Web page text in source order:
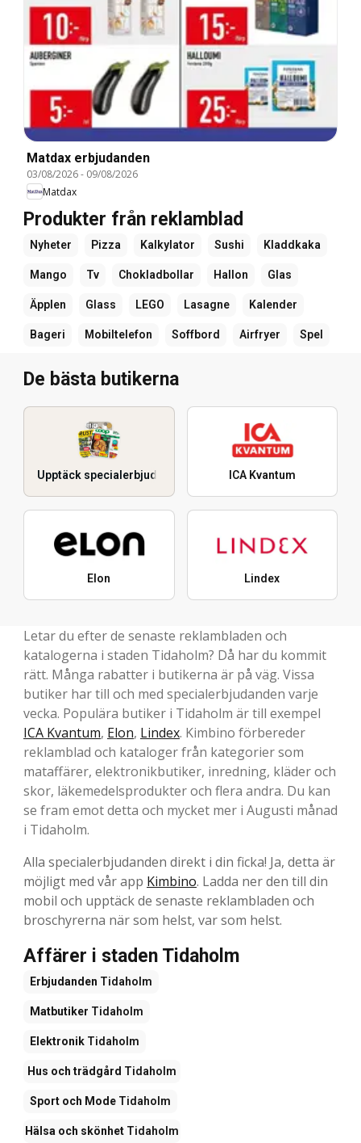
Matdax erbjudanden
03/08/2026- 09/08/2026
Matdax
Produkter från reklamblad
Nyheter Pizza Kalkylator Sushi Kladdkaka
Mango Tv Chokladbollar Hallon Glas
Äpplen Glass LEGO Lasagne Kalender
Bageri Mobiltelefon Soffbord Airfryer Spel
De bästa butikerna
Upptäck specialerbjudanden ICA Kvantum
Elon Lindex
Letar du efter de senaste reklambladen och
katalogerna i staden Tidaholm? Då har du kommit
rätt. Många rabatter i butikerna är på väg. Vissa
butiker har till och med specialerbjudanden varje
vecka. Populära butiker i Tidaholm är till exempel
ICA Kvantum, Elon, Lindex. Kimbino förbereder
reklamblad och kataloger från kategorier som
mataffärer, elektronikbutiker, inredning, kläder och
skor, läkemedelsprodukter och flera andra. Du kan
se fram emot detta och mycket mer i Augusti månad
i Tidaholm.
Alla specialerbjudanden direkt i din ficka! Ja, detta är
möjligt med vår app Kimbino. Ladda ner den till din
mobil och upptäck de senaste reklambladen och
broschyrerna när som helst, var som helst.
Affärer i staden Tidaholm
Erbjudanden Tidaholm
Matbutiker Tidaholm
Elektronik Tidaholm
Hus och trädgård Tidaholm
Sport och Mode Tidaholm
Hälsa och skönhet Tidaholm